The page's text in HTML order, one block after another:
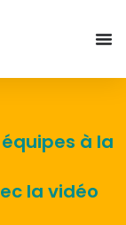
à la
la vidéo